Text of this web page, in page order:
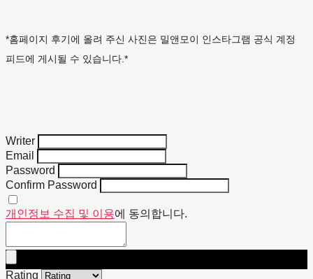
*홈페이지 후기에 올려 주신 사진은 밀앤모이 인스타그램 공식 계정
피드에 게시될 수 있습니다.*
Writer
Email
Password
Confirm Password
개인정보 수집 및 이용에 동의합니다.
Rating